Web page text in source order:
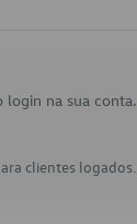
login na sua conta.
clientes logados.